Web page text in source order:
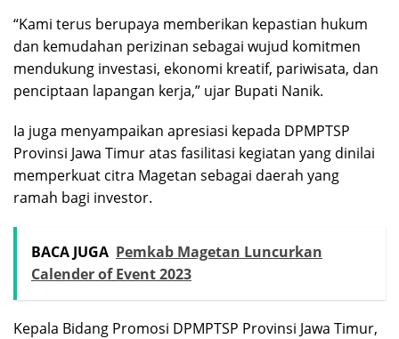
“Kami terus berupaya memberikan kepastian hukum
dan kemudahan perizinan sebagai wujud komitmen
mendukung investasi, ekonomi kreatif, pariwisata, dan
penciptaan lapangan kerja,” ujar Bupati Nanik.
Ia juga menyampaikan apresiasi kepada DPMPTSP
Provinsi Jawa Timur atas fasilitasi kegiatan yang dinilai
memperkuat citra Magetan sebagai daerah yang
ramah bagi investor.
BACA JUGA Pemkab Magetan Luncurkan
Calender of Event 2023
Kepala Bidang Promosi DPMPTSP Provinsi Jawa Timur,